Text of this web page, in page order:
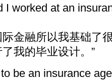
I worked at an
金融所以我基础了
我的毕业设计。”
be an insurance